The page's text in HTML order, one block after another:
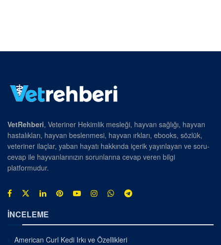
VetRehberi, Veteriner Hekimlik mesleği, hayvan sağlığı, hayvan
hastalıkları, hayvan beslenmesi, hayvan ırkları, ebooks, sözlük,
veteriner ilaçlar, yaban hayatı hakkında içerik yayınlayan ve soru-
cevap ile hayvanlarınızın sorunlarına cevap veren bilgi
platformudur.
İNCELEME
American Curl Kedi Irkı ve Özellikleri